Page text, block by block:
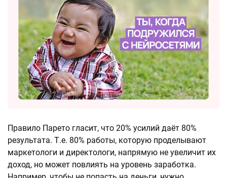
Правило Парето гласит, что 20% усилий даёт 80%
результата. Т.е. 80% работы, которую проделывают
маркетологи и директологи, напрямую не увеличит их
доход, но может повлиять на уровень заработка.